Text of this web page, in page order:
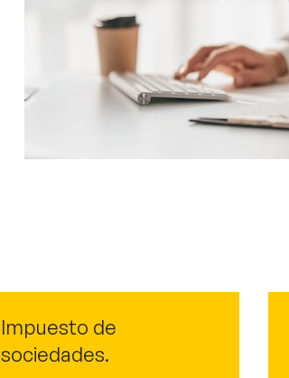
Impuesto de
sociedades.